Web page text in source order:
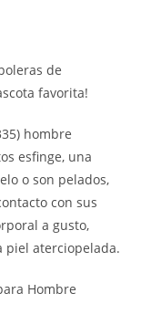
de
favorita!
hombre
esfinge, una
o son pelados,
con sus
a gusto,
piel aterciopelada.
Hombre